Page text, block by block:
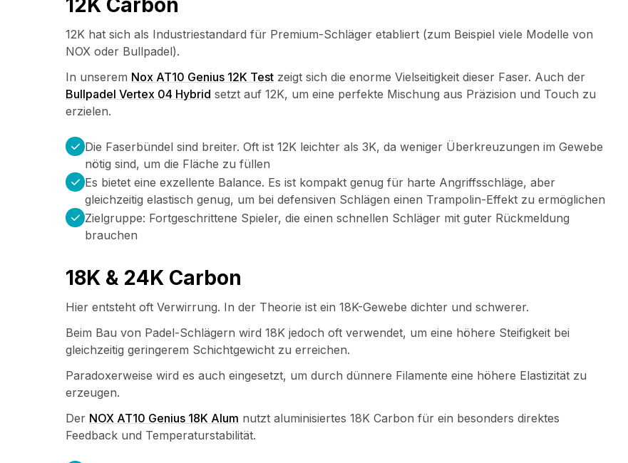
12K Carbon
12K hat sich als Industriestandard für Premium-Schläger etabliert (zum Beispiel viele Modelle von
NOX oder Bullpadel).
In unserem Nox AT10 Genius 12K Test zeigt sich die enorme Vielseitigkeit dieser Faser. Auch der
Bullpadel Vertex 04 Hybrid setzt auf 12K, um eine perfekte Mischung aus Präzision und Touch zu
erzielen.
Die Faserbündel sind breiter. Oft ist 12K leichter als 3K, da weniger Überkreuzungen im Gewebe
nötig sind, um die Fläche zu füllen
Es bietet eine exzellente Balance. Es ist kompakt genug für harte Angriffsschläge, aber
gleichzeitig elastisch genug, um bei defensiven Schlägen einen Trampolin-Effekt zu ermöglichen
Zielgruppe: Fortgeschrittene Spieler, die einen schnellen Schläger mit guter Rückmeldung
brauchen
18K & 24K Carbon
Hier entsteht oft Verwirrung. In der Theorie ist ein 18K-Gewebe dichter und schwerer.
Beim Bau von Padel-Schlägern wird 18K jedoch oft verwendet, um eine höhere Steifigkeit bei
gleichzeitig geringerem Schichtgewicht zu erreichen.
Paradoxerweise wird es auch eingesetzt, um durch dünnere Filamente eine höhere Elastizität zu
erzeugen.
Der NOX AT10 Genius 18K Alum nutzt aluminisiertes 18K Carbon für ein besonders direktes
Feedback und Temperaturstabilität.